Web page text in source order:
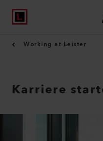
Working at Leister
Karriere